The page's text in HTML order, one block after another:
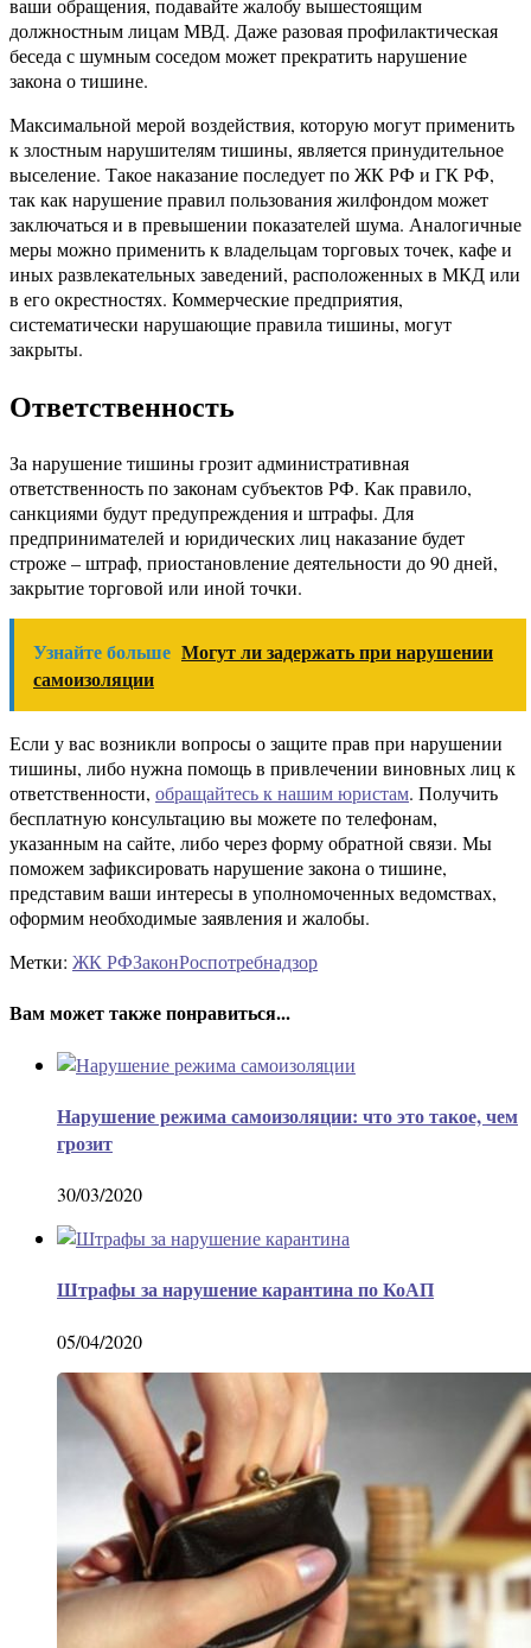
ваши обращения, подавайте жалобу вышестоящим
должностным лицам МВД. Даже разовая профилактическая
беседа с шумным соседом может прекратить нарушение
закона о тишине.
Максимальной мерой воздействия, которую могут применить
к злостным нарушителям тишины, является принудительное
выселение. Такое наказание последует по ЖК РФ и ГК РФ,
так как нарушение правил пользования жилфондом может
заключаться и в превышении показателей шума. Аналогичные
меры можно применить к владельцам торговых точек, кафе и
иных развлекательных заведений, расположенных в МКД или
в его окрестностях. Коммерческие предприятия,
систематически нарушающие правила тишины, могут
закрыты.
Ответственность
За нарушение тишины грозит административная
ответственность по законам субъектов РФ. Как правило,
санкциями будут предупреждения и штрафы. Для
предпринимателей и юридических лиц наказание будет
строже – штраф, приостановление деятельности до 90 дней,
закрытие торговой или иной точки.
Узнайте больше Могут ли задержать при нарушении
самоизоляции
Если у вас возникли вопросы о защите прав при нарушении
тишины, либо нужна помощь в привлечении виновных лиц к
ответственности, обращайтесь к нашим юристам. Получить
бесплатную консультацию вы можете по телефонам,
указанным на сайте, либо через форму обратной связи. Мы
поможем зафиксировать нарушение закона о тишине,
представим ваши интересы в уполномоченных ведомствах,
оформим необходимые заявления и жалобы.
Метки: ЖК РФЗаконРоспотребнадзор
Вам может также понравиться...
Нарушение режима самоизоляции: что это такое, чем
грозит
30/03/2020
Штрафы за нарушение карантина по КоАП
05/04/2020